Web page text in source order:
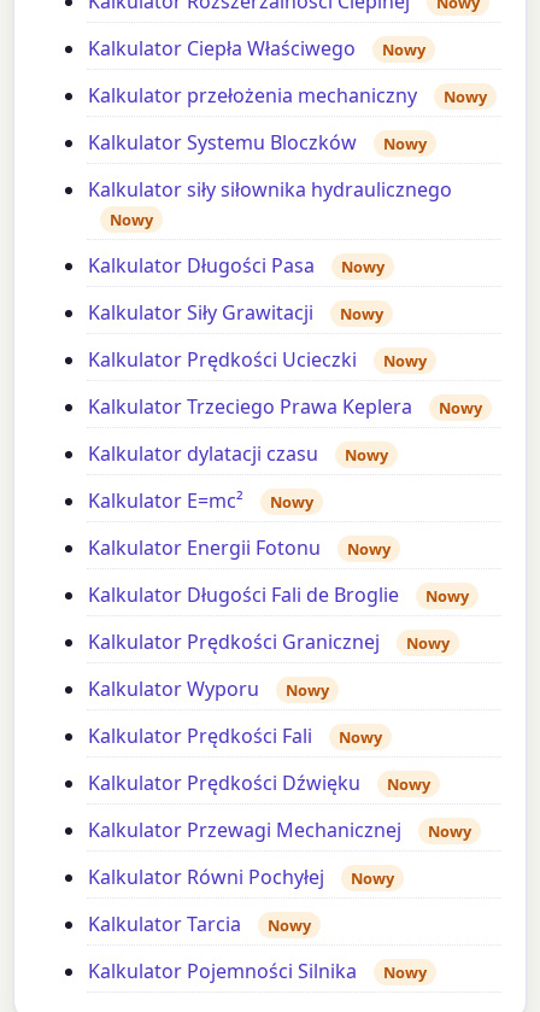
Kalkulator Ciepła Właściwego Nowy
Kalkulator przełożenia mechaniczny Nowy
Kalkulator Systemu Bloczków Nowy
Kalkulator siły siłownika hydraulicznego
Nowy
Kalkulator Długości Pasa Nowy
Kalkulator Siły Grawitacji Nowy
Kalkulator Prędkości Ucieczki Nowy
Kalkulator Trzeciego Prawa Keplera Nowy
Kalkulator dylatacji czasu Nowy
Kalkulator E=mc² Nowy
Kalkulator Energii Fotonu Nowy
Kalkulator Długości Fali de Broglie Nowy
Kalkulator Prędkości Granicznej Nowy
Kalkulator Wyporu Nowy
Kalkulator Prędkości Fali Nowy
Kalkulator Prędkości Dźwięku Nowy
Kalkulator Przewagi Mechanicznej Nowy
Kalkulator Równi Pochyłej Nowy
Kalkulator Tarcia Nowy
Kalkulator Pojemności Silnika Nowy